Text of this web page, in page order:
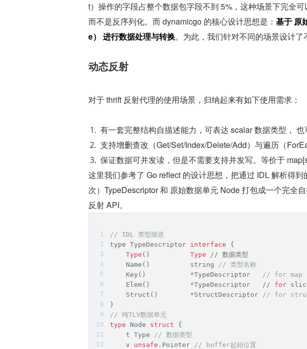
t）操作的字段占整个数据包字段不到 5%，这种场景下完全
而不是反序列化。而 dynamicgo 的核心设计思想是： 基于 原
e） 进行数据处理与转换。为此，我们针对不同的场景设计了
动态反射
对于 thrift 反射代理的使用场景，归纳起来有如下使用需求：
有一套完整结构自描述能力，可表达 scalar 数据类型，
支持增删查改（Get/Set/Index/Delete/Add）与遍历（
保证数据可并发读，但是不需要支持并发写。等价于
这里我们参考了 Go reflect 的设计思想，把通过 IDL 解析得
次）TypeDescriptor 和 原始数据单元 Node 打包成一个完
反射 API。
// IDL 类型描述
type TypeDescriptor interface
{
Type () Type // 数据类型
Name() string
// 类型名称
Key()           *TypeDescriptor
// for map
Elem()          *TypeDescriptor   // for
Struct()        *StructDescriptor
// for
}
// 纯TLV数据单元
type Node struct {
t Type
// 数据类型
v unsafe .Pointer
// buffer起始位置